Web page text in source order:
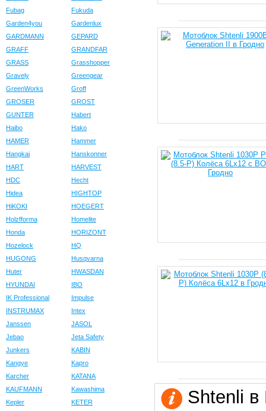
Fubag
Fukuda
Garden4you
Gardenlux
GARDMANN
GEPARD
GRAFF
GRANDFAR
GRASS
Grasshopper
Gravely
Greengear
GreenWorks
Groff
GROSER
GROST
GUNTER
Habert
Haibo
Hako
HAMER
Hammer
Hangkai
Hanskonner
HART
HARVEST
HDC
Hecht
Hidea
HIGHTOP
HiKOKI
HOEGERT
Holzfforma
Homelite
Honda
HORIZONT
Hozelock
HQ
HUGONG
Husqvarna
Huter
HWASDAN
HYUNDAI
IBO
IK Professional
Impulse
INSTRUMAX
Intex
Janssen
JASOL
Jebao
Jeta Safety
Junkers
KABIN
Kangye
Kapro
Karcher
KATANA
KAUFMANN
Kawashima
Kepler
KETER
Shtenli в